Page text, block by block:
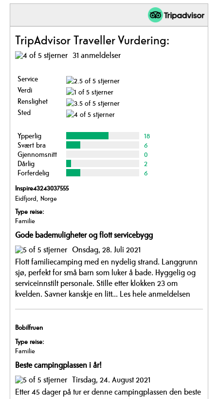
TripAdvisor Traveller Vurdering:
31 anmeldelser
Service
Verdi
Renslighet
Sted
Ypperlig
18
Svært bra
6
Gjennomsnitt
0
Dårlig
2
Forferdelig
6
Inspire43243037555
Eidfjord, Norge
Type reise:
Familie
Gode bademuligheter og flott servicebygg
Onsdag, 28. Juli 2021
Flott familiecamping med en nydelig strand. Langgrunn
sjø, perfekt for små barn som luker å bade. Hyggelig og
serviceinnstilt personale. Stille etter klokken 23 om
kvelden. Savner kanskje en litt... Les hele anmeldelsen
Bobilfruen
Type reise:
Familie
Beste campingplassen i år!
Tirsdag, 24. August 2021
Etter 45 dager på tur er denne campingplassen den beste